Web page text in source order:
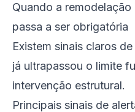
Quando a
passa a ser obrigatória
Existem sinais claros
já ultrapassou o limite
intervenção estrutural.
Principais sinais de